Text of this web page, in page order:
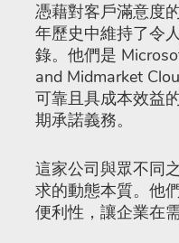
憑藉對客戶滿意度
年歷史中維持了令
錄。他們是
and Midmarket
可靠且具成本效益
期承諾義務。
這家公司與眾不同
求的動態本質。他
便利性，讓企業在